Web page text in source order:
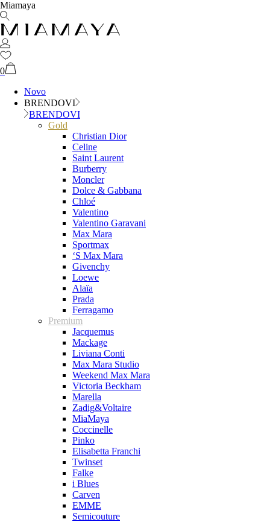
Miamaya
0
Novo
BRENDOVI
BRENDOVI
Gold
Christian Dior
Celine
Saint Laurent
Burberry
Moncler
Dolce & Gabbana
Chloé
Valentino
Valentino Garavani
Max Mara
Sportmax
‘S Max Mara
Givenchy
Loewe
Alaïa
Prada
Ferragamo
Premium
Jacquemus
Mackage
Liviana Conti
Max Mara Studio
Weekend Max Mara
Victoria Beckham
Marella
Zadig&Voltaire
MiaMaya
Coccinelle
Pinko
Elisabetta Franchi
Twinset
Falke
i Blues
Carven
EMME
Semicouture